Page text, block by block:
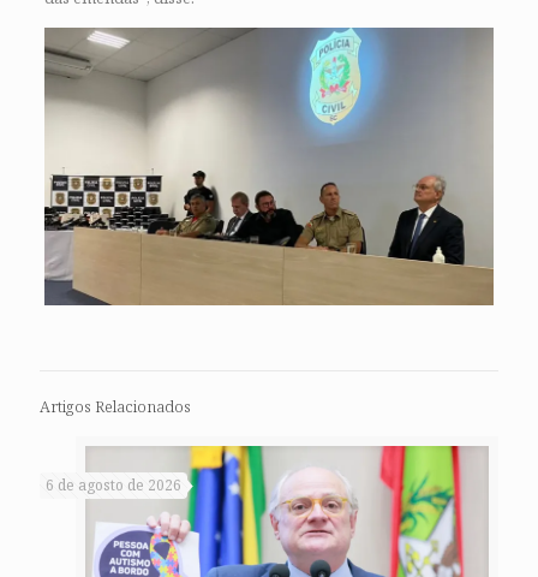
Artigos Relacionados
6 de agosto de 2026